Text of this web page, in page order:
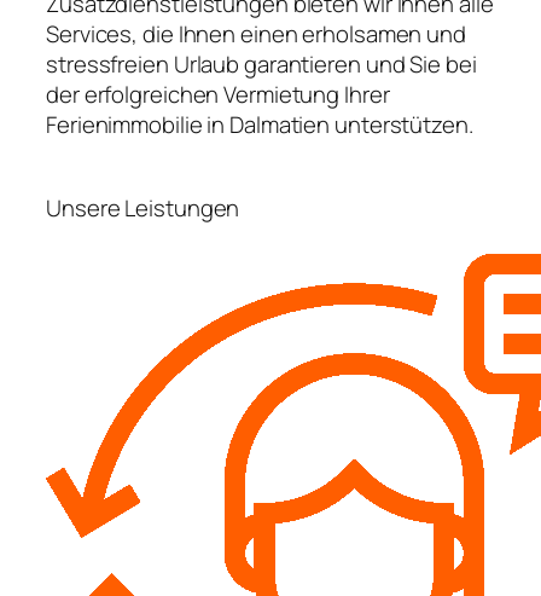
Services, die Ihnen einen erholsamen und
stressfreien Urlaub garantieren und Sie bei
der erfolgreichen Vermietung Ihrer
Ferienimmobilie in Dalmatien unterstützen.
Unsere Leistungen